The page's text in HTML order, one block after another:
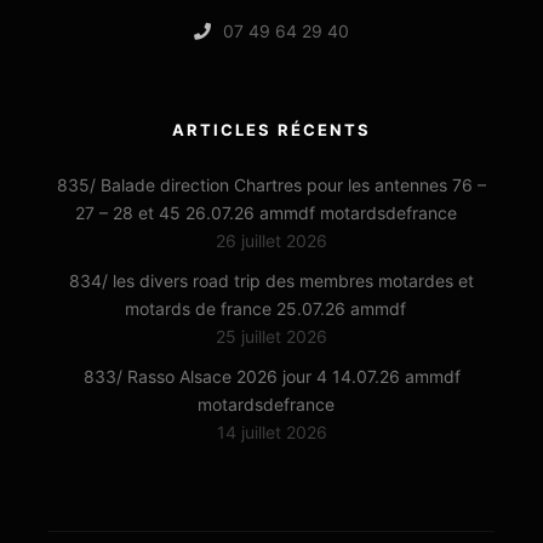
07 49 64 29 40
ARTICLES RÉCENTS
835/ Balade direction Chartres pour les antennes 76 –
27 – 28 et 45 26.07.26 ammdf motardsdefrance
26 juillet 2026
834/ les divers road trip des membres motardes et
motards de france 25.07.26 ammdf
25 juillet 2026
833/ Rasso Alsace 2026 jour 4 14.07.26 ammdf
motardsdefrance
14 juillet 2026